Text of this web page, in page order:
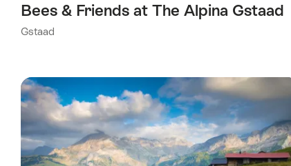
Bees & Friends at The Alpina Gstaad
Gstaad